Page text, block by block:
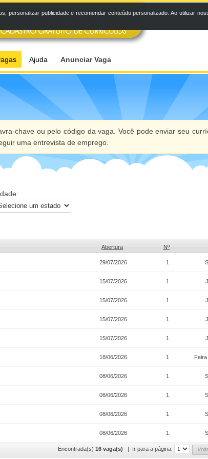
Ajuda Anunciar Vaga
chave ou pelo código da vaga. Você pode enviar seu
uma entrevista de emprego.
Abertura Nº
29/07/2026 1
15/07/2026 1
15/07/2026 1
15/07/2026 1
15/07/2026 1
18/06/2026 1
08/06/2026 1
08/06/2026 1
08/06/2026 1
08/06/2026 1
Encontrada(s) 16 vaga(s) | Ir para a página:
publicidade e recomendar conteúdo personalizado. Ao utilizar